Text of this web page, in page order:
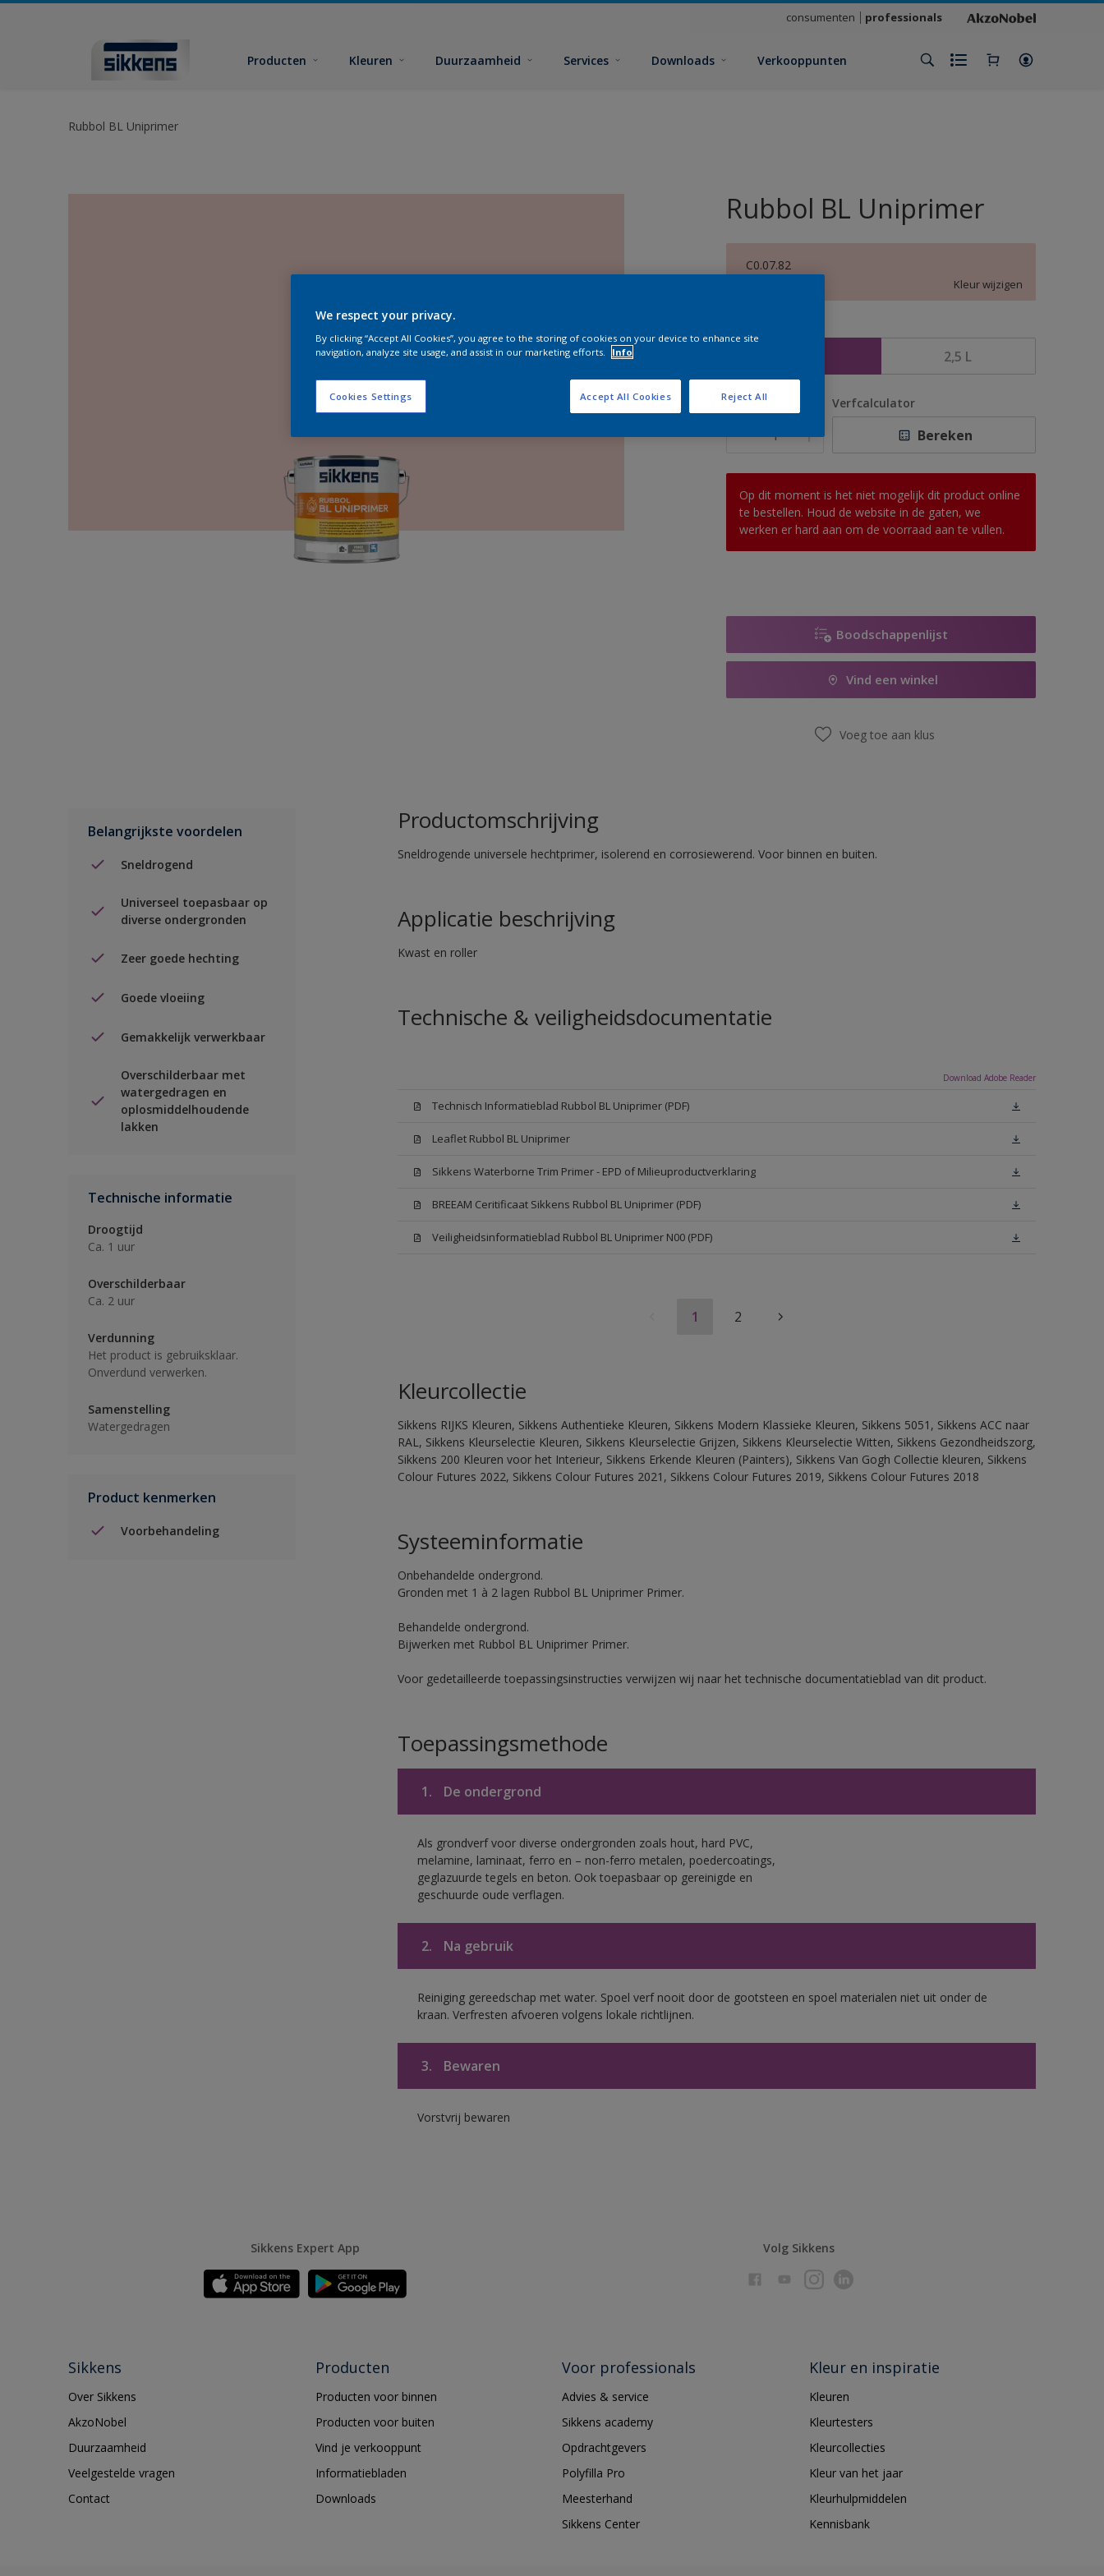
consumenten professionals
Producten Kleuren Duurzaamheid Services Downloads Verkooppunten
Rubbol BL Uniprimer
Rubbol BL Uniprimer
C0.07.82
Kleur wijzigen
2,5 L
Aantal Verfcalculator
Bereken
Op dit moment is het niet mogelijk dit product online
te bestellen. Houd de website in de gaten, we
werken er hard aan om de voorraad aan te vullen.
Boodschappenlijst
Vind een winkel
Voeg toe aan klus
Belangrijkste voordelen
Sneldrogend
Universeel toepasbaar op
diverse ondergronden
Zeer goede hechting
Goede vloeiing
Gemakkelijk verwerkbaar
Overschilderbaar met
watergedragen en
oplosmiddelhoudende
lakken
Technische informatie
Droogtijd
Ca. 1 uur
Overschilderbaar
Ca. 2 uur
Verdunning
Het product is gebruiksklaar.
Onverdund verwerken.
Samenstelling
Watergedragen
Product kenmerken
Voorbehandeling
Productomschrijving
Sneldrogende universele hechtprimer, isolerend en corrosiewerend. Voor binnen en buiten.
Applicatie beschrijving
Kwast en roller
Technische & veiligheidsdocumentatie
Download Adobe Reader
Technisch Informatieblad Rubbol BL Uniprimer (PDF)
Leaflet Rubbol BL Uniprimer
Sikkens Waterborne Trim Primer - EPD of Milieuproductverklaring
BREEAM Ceritificaat Sikkens Rubbol BL Uniprimer (PDF)
Veiligheidsinformatieblad Rubbol BL Uniprimer N00 (PDF)
1 2
Kleurcollectie
Sikkens RIJKS Kleuren, Sikkens Authentieke Kleuren, Sikkens Modern Klassieke Kleuren, Sikkens 5051, Sikkens ACC naar
RAL, Sikkens Kleurselectie Kleuren, Sikkens Kleurselectie Grijzen, Sikkens Kleurselectie Witten, Sikkens Gezondheidszorg,
Sikkens 200 Kleuren voor het Interieur, Sikkens Erkende Kleuren (Painters), Sikkens Van Gogh Collectie kleuren, Sikkens
Colour Futures 2022, Sikkens Colour Futures 2021, Sikkens Colour Futures 2019, Sikkens Colour Futures 2018
Systeeminformatie
Onbehandelde ondergrond.
Gronden met 1 à 2 lagen Rubbol BL Uniprimer Primer.
Behandelde ondergrond.
Bijwerken met Rubbol BL Uniprimer Primer.
Voor gedetailleerde toepassingsinstructies verwijzen wij naar het technische documentatieblad van dit product.
Toepassingsmethode
1. De ondergrond
Als grondverf voor diverse ondergronden zoals hout, hard PVC,
melamine, laminaat, ferro en – non-ferro metalen, poedercoatings,
geglazuurde tegels en beton. Ook toepasbaar op gereinigde en
geschuurde oude verflagen.
2. Na gebruik
Reiniging gereedschap met water. Spoel verf nooit door de gootsteen en spoel materialen niet uit onder de
kraan. Verfresten afvoeren volgens lokale richtlijnen.
3. Bewaren
Vorstvrij bewaren
Sikkens Expert App Volg Sikkens
Sikkens
Over Sikkens
AkzoNobel
Duurzaamheid
Veelgestelde vragen
Contact
Producten
Producten voor binnen
Producten voor buiten
Vind je verkooppunt
Informatiebladen
Downloads
Voor professionals
Advies & service
Sikkens academy
Opdrachtgevers
Polyfilla Pro
Meesterhand
Sikkens Center
Kleur en inspiratie
Kleuren
Kleurtesters
Kleurcollecties
Kleur van het jaar
Kleurhulpmiddelen
Kennisbank
We respect your privacy.
By clicking “Accept All Cookies”, you agree to the storing of cookies on your device to enhance site
navigation, analyze site usage, and assist in our marketing efforts.
Info
Cookies Settings Reject All
Accept All Cookies